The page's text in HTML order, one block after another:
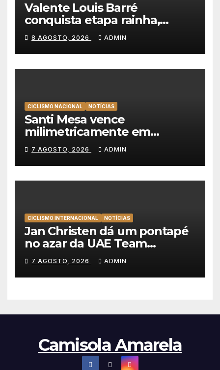
Valente Louis Barré
conquista etapa rainha,
Christian Scaroni é o novo
líder da Volta a Polónia
8 AGOSTO, 2026 ADMIN
CICLISMO NACIONAL NOTÍCIAS
Santi Mesa vence
milimetricamente em
Albufeira, Rui Oliveira
mantém a amarela da Volta a
Portugal
7 AGOSTO, 2026 ADMIN
CICLISMO INTERNACIONAL NOTÍCIAS
Jan Christen dá um pontapé
no azar da UAE Team
Emirates e vence na Volta a
Polónia
7 AGOSTO, 2026 ADMIN
Camisola Amarela